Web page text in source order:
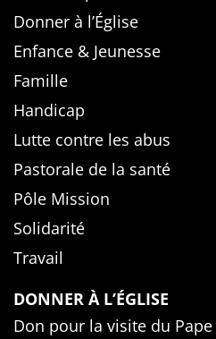
Donner à l’Église
Enfance & Jeunesse
Famille
Handicap
Lutte contre les abus
Pastorale de la santé
Pôle Mission
Solidarité
Travail
DONNER À L’ÉGLISE
Don pour la visite du Pape